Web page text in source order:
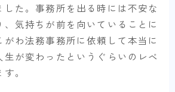
した。事務所を出る時には不安な
気持ちが前を向いていることに
わ法務事務所に依頼して本当に
生が変わったというぐらいのレベ
。